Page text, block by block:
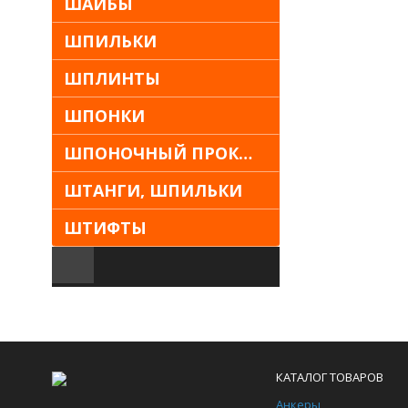
ШПИЛЬКИ
ШПЛИНТЫ
ШПОНКИ
ШПОНОЧНЫЙ ПРОКАТ
ШТАНГИ, ШПИЛЬКИ
ШТИФТЫ
КАТАЛОГ ТОВАРОВ
Анкеры